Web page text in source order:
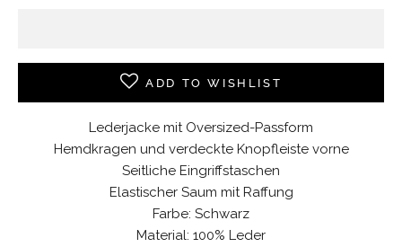
ADD TO WISHLIST
Lederjacke mit Oversized-Passform
Hemdkragen und verdeckte Knopfleiste vorne
Seitliche Eingriffstaschen
Elastischer Saum mit Raffung
Farbe: Schwarz
Material: 100% Leder